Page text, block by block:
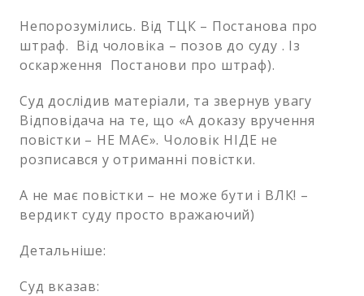
Непорозумілись. Від ТЦК – Постанова про
штраф. Від чоловіка – позов до суду . Із
оскарження Постанови про штраф).
Суд дослідив матеріали, та звернув увагу
Відповідача на те, що «А доказу вручення
повістки – НЕ МАЄ». Чоловік НІДЕ не
розписався у отриманні повістки.
А не має повістки – не може бути і ВЛК! –
вердикт суду просто вражаючий)
Детальніше:
Суд вказав: